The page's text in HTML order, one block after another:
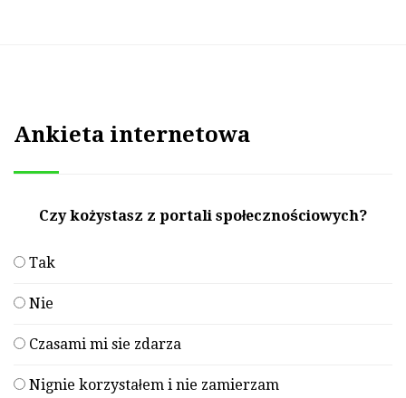
Ankieta internetowa
Czy kożystasz z portali społecznościowych?
Tak
Nie
Czasami mi sie zdarza
Nignie korzystałem i nie zamierzam